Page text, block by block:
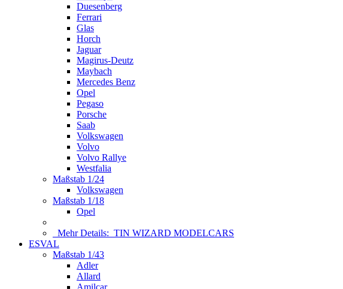
Duesenberg
Ferrari
Glas
Horch
Jaguar
Magirus-Deutz
Maybach
Mercedes Benz
Opel
Pegaso
Porsche
Saab
Volkswagen
Volvo
Volvo Rallye
Westfalia
Maßstab 1/24
Volkswagen
Maßstab 1/18
Opel
Mehr Details: TIN WIZARD MODELCARS
ESVAL
Maßstab 1/43
Adler
Allard
Amilcar